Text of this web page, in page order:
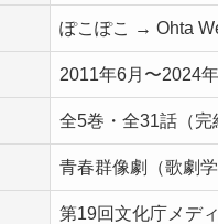
ぽこぽこ → Ohta
2011年6月〜2024
全5巻・全31話（完
青春群像劇（歌劇学
第19回文化庁メデ